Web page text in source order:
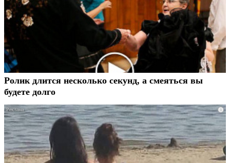
Ролик длится несколько секунд, а смеяться вы
будете долго
i